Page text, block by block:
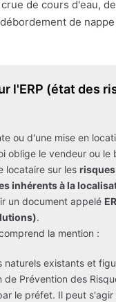
de cours d'eau,
de
l'ERP (état des
ou d'une mise en
oblige le vendeur ou le
locataire sur les
inhérents à la
un document appelé
.
la mention :
naturels existants et
de Prévention des
le préfet. Il peut s'agir